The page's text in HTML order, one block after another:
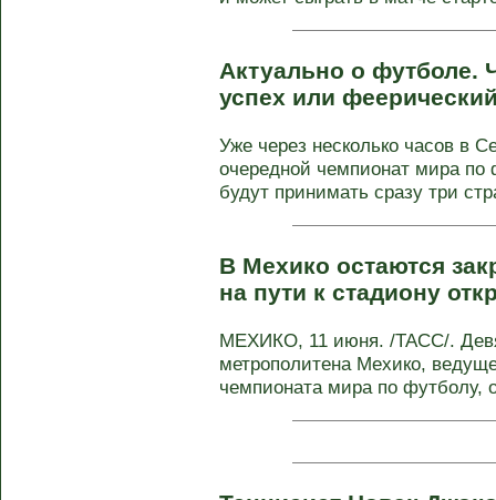
Актуально о футболе.
успех или
Уже через несколько часов в
очередной чемпионат мира по
будут принимать сразу три
В Мехико остаются
на пути к стадиону
МЕХИКО, 11 июня. /ТАСС/.
метрополитена Мехико,
чемпионата мира по футболу,